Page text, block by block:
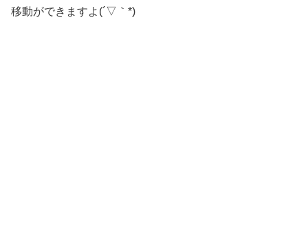
移動ができますよ(´▽｀*)